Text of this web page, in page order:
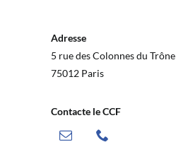
Adresse
5 rue des Colonnes du Trône
75012 Paris
Contacte le CCF